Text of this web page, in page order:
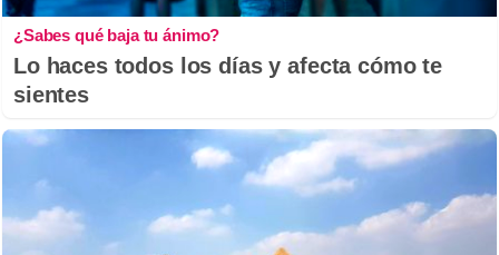
¿Sabes qué baja tu ánimo?
Lo haces todos los días y afecta cómo te
sientes